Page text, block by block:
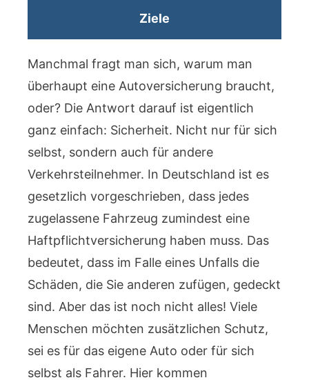
Ziele
Manchmal fragt man sich, warum man
überhaupt eine Autoversicherung braucht,
oder? Die Antwort darauf ist eigentlich
ganz einfach: Sicherheit. Nicht nur für sich
selbst, sondern auch für andere
Verkehrsteilnehmer. In Deutschland ist es
gesetzlich vorgeschrieben, dass jedes
zugelassene Fahrzeug zumindest eine
Haftpflichtversicherung haben muss. Das
bedeutet, dass im Falle eines Unfalls die
Schäden, die Sie anderen zufügen, gedeckt
sind. Aber das ist noch nicht alles! Viele
Menschen möchten zusätzlichen Schutz,
sei es für das eigene Auto oder für sich
selbst als Fahrer. Hier kommen